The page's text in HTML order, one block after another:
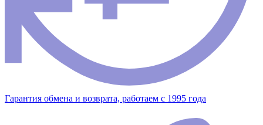
Гарантия обмена и возврата, работаем с 1995 года